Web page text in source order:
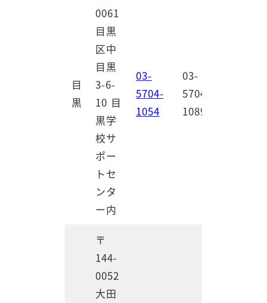
目
黒
0061
目黒
区中
目黒
3-6-
10 目
黒学
校サ
ポー
トセ
ンタ
ー内
03-
5704-
1054
03-
5704-
1089
〒
144-
0052
大田